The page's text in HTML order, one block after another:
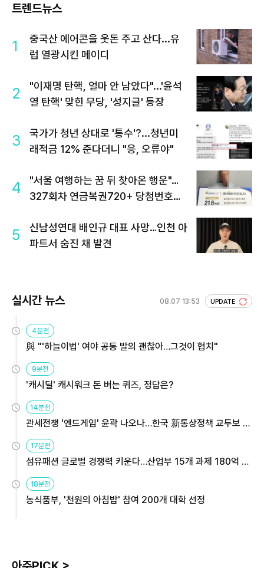
트렌드뉴스
1
중국산 에어콘을 웃돈 주고 산다...유
럽 열광시킨 메이디
2
"이재명 탄핵, 얼마 안 남았다"...'윤석
열 탄핵' 맞힌 무당, '성지글' 등장
3
국가가 청년 상대로 '통수'?...청년미
래적금 12% 준다더니 "응, 오류야"
4
"서울 여행하는 꿈 뒤 찾아온 행운"…
327회차 연금복권720+ 당첨번호조
5
신남성연대 배인규 대표 사망…인천 아
파트서 숨진 채 발견
실시간 뉴스 08.07 13:53 UPDATE
4분전
與 "'하늘이법' 여야 공동 발의 괜찮아…그것이 협치"
9분전
'캐시딜' 캐시워크 돈 버는 퀴즈, 정답은?
14분전
관세전쟁 '엔드게임' 윤곽 나오나…한국 新통상정책 교두보 활
17분전
섬유패션 글로벌 경쟁력 키운다…산업부 15개 과제 180억 지
18분전
농식품부, '천원의 아침밥' 참여 200개 대학 선정